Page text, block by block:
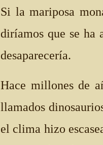
Si la mariposa
diríamos que se ha
desaparecería.
Hace millones de
llamados
el clima hizo